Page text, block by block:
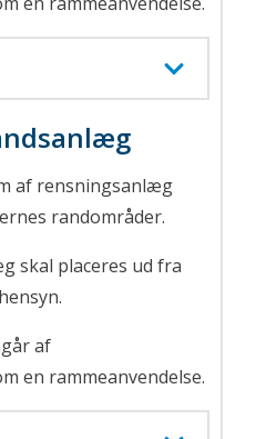
af rensningsanlæg
randområder.
skal placeres ud fra
af
en rammeanvendelse.